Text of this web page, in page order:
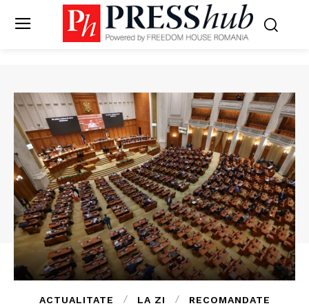
ACTUALITATE LA ZI RECOMANDATE